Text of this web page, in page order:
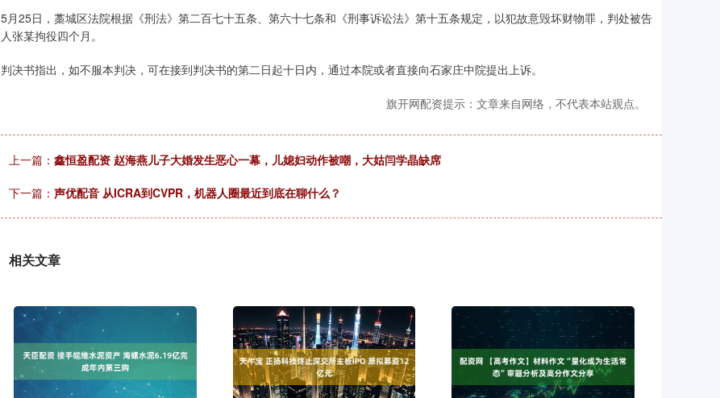
5月25日，藁城区法院根据《刑法》第二百七十五条、第六十七条和《刑事诉讼法》第十五条规定，以犯故意毁坏财物罪，判处被告
人张某拘役四个月。
判决书指出，如不服本判决，可在接到判决书的第二日起十日内，通过本院或者直接向石家庄中院提出上诉。
旗开网配资提示：文章来自网络，不代表本站观点。
上一篇： 鑫恒盈配资 赵海燕儿子大婚发生恶心一幕，儿媳妇动作被嘲，大姑闫学晶缺席
下一篇： 声优配音 从ICRA到CVPR，机器人圈最近到底在聊什么？
相关文章